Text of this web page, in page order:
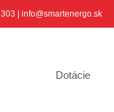
| info@smartenergo.sk
Dotácie